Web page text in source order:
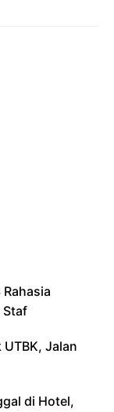
Staf
Jalan
di Hotel,